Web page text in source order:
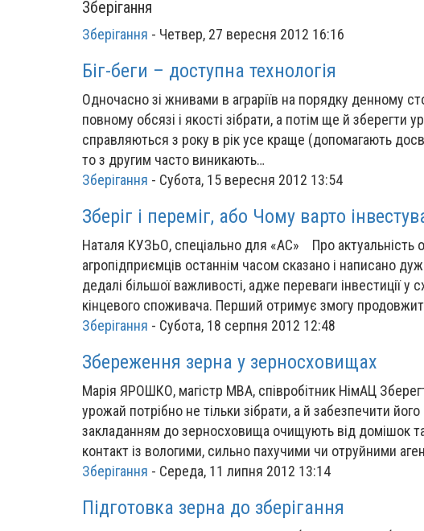
Зберігання
Зберігання - Четвер, 27 вересня 2012 16:16
Біг-беги – доступна технологія
Одночасно зі жнивами в аграріїв на порядку денному
повному обсязі і якості зібрати, а потім ще й зберегти
справляються з року в рік усе краще (допомагають
то з другим часто виникають…
Зберігання - Субота, 15 вересня 2012 13:54
Зберіг і переміг, або Чому варто
Наталя КУЗЬО, спеціально для «АС» Про актуальність
агропідприємців останнім часом сказано і написано
дедалі більшої важливості, адже переваги інвестиції у
кінцевого споживача. Перший отримує змогу
Зберігання - Субота, 18 серпня 2012 12:48
Збереження зерна у зерносховищах
Марія ЯРОШКО, магістр МВА, співробітник НімАЦ
урожай потрібно не тільки зібрати, а й забезпечити
закладанням до зерносховища очищують від домішок
контакт із вологими, сильно пахучими чи отруйними
Зберігання - Середа, 11 липня 2012 13:14
Підготовка зерна до зберігання